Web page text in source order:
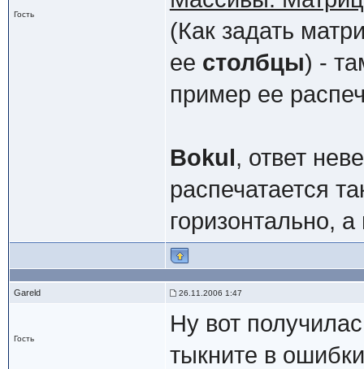
Гость
(Как задать
ее столбцы) -
пример ее
Bokul, ответ
распечатается
горизонтально,
Gareld 26.11.2006 1:47
Гость
Ну вот
тыкните в